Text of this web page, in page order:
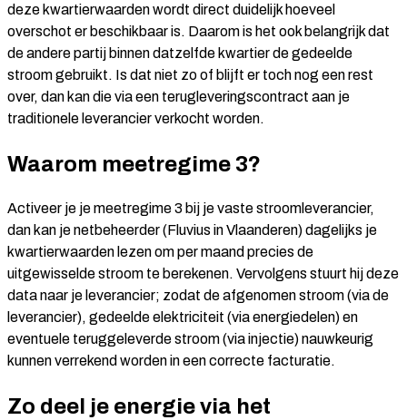
deze kwartierwaarden wordt direct duidelijk hoeveel
overschot er beschikbaar is. Daarom is het ook belangrijk dat
de andere partij binnen datzelfde kwartier de gedeelde
stroom gebruikt. Is dat niet zo of blijft er toch nog een rest
over, dan kan die via een terugleveringscontract aan je
traditionele leverancier verkocht worden.
Waarom meetregime 3?
Activeer je je meetregime 3 bij je vaste stroomleverancier,
dan kan je netbeheerder (Fluvius in Vlaanderen) dagelijks je
kwartierwaarden lezen om per maand precies de
uitgewisselde stroom te berekenen. Vervolgens stuurt hij deze
data naar je leverancier; zodat de afgenomen stroom (via de
leverancier), gedeelde elektriciteit (via energiedelen) en
eventuele teruggeleverde stroom (via injectie) nauwkeurig
kunnen verrekend worden in een correcte facturatie.
Zo deel je energie via het